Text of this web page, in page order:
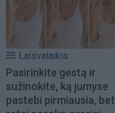
Laisvalaikis
Pasirinkite gestą ir
sužinokite, ką jumyse
pastebi pirmiausia, bet